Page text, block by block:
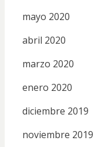
mayo 2020
abril 2020
marzo 2020
enero 2020
diciembre 2019
noviembre 2019